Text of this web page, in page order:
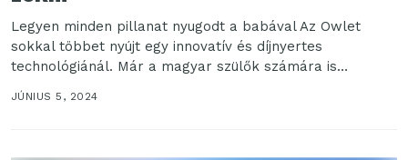
Legyen minden pillanat nyugodt a babával Az Owlet
sokkal többet nyújt egy innovatív és díjnyertes
technológiánál. Már a magyar szülők számára is
elérhető...
JÚNIUS 5, 2024